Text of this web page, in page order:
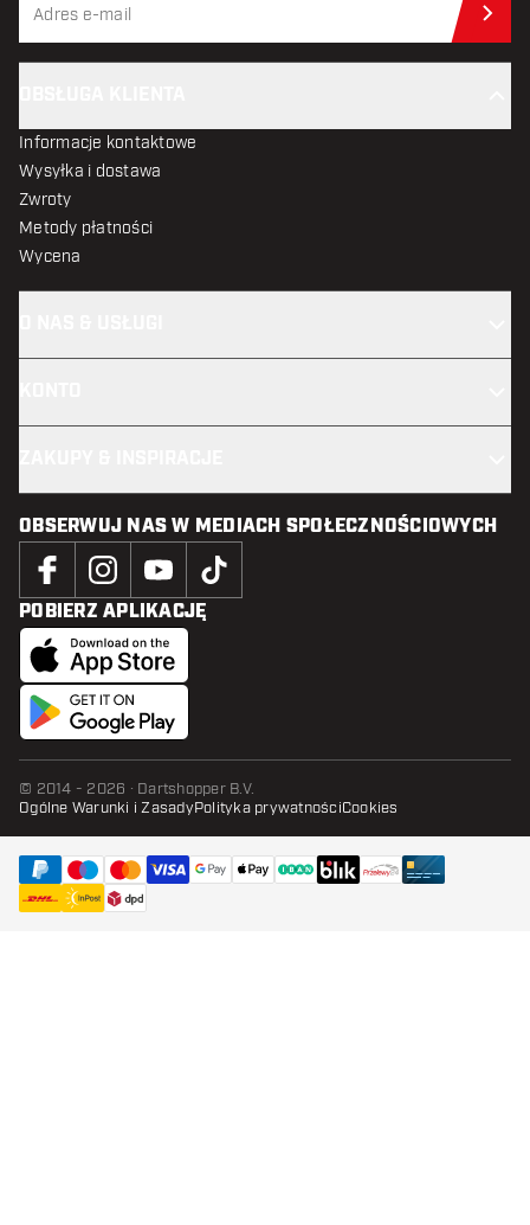
Informacje kontaktowe
Wysyłka i dostawa
Zwroty
Metody płatności
Wycena
OBSERWUJ NAS W MEDIACH SPOŁECZNOŚCIOWYCH
POBIERZ APLIKACJĘ
© 2014 - 2026 · Dartshopper B.V.
Ogólne Warunki i ZasadyPolityka prywatnościCookies